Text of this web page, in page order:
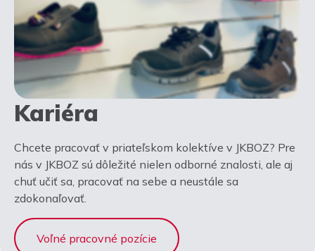
Kariéra
Chcete pracovať v priateľskom kolektíve v JKBOZ? Pre
nás v JKBOZ sú dôležité nielen odborné znalosti, ale aj
chuť učiť sa, pracovať na sebe a neustále sa
zdokonaľovať.
Voľné pracovné pozície